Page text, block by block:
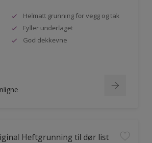
Helmatt grunning for vegg og tak
Fyller underlaget
God dekkevne
Heftgrunning til dør list